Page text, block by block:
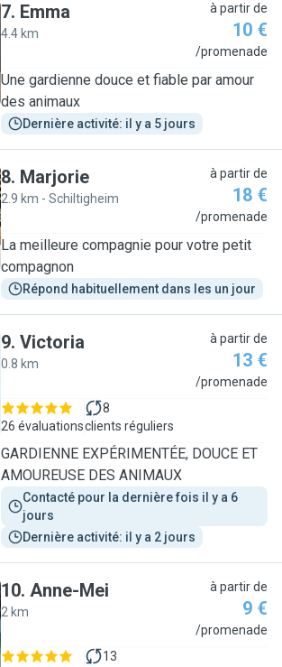
7. Emma
4.4 km
à partir de
10 €
/promenade
Une gardienne douce et fiable par amour
des animaux
Dernière activité: il y a 5 jours
8. Marjorie
2.9 km - Schiltigheim
à partir de
18 €
/promenade
La meilleure compagnie pour votre petit
compagnon
Répond habituellement dans les un jour
9. Victoria
0.8 km
à partir de
13 €
/promenade
26 évaluations
8
clients réguliers
GARDIENNE EXPÉRIMENTÉE, DOUCE ET
AMOUREUSE DES ANIMAUX
Contacté pour la dernière fois il y a 6
jours
Dernière activité: il y a 2 jours
10. Anne-Mei
2 km
à partir de
9 €
/promenade
13